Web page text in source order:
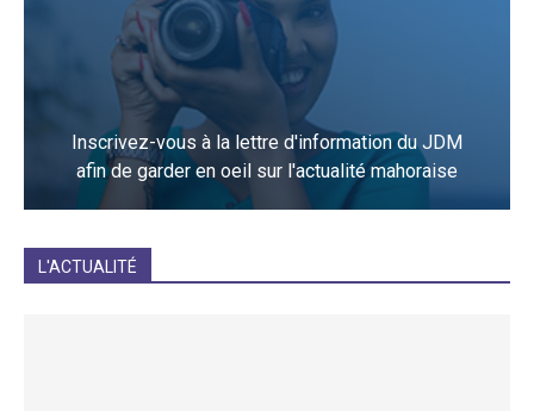
Inscrivez-vous à la lettre d'information du JDM
afin de garder en oeil sur l'actualité mahoraise
L'ACTUALITÉ